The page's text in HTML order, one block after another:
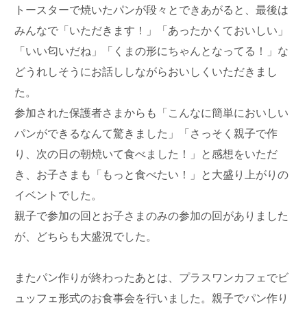
トースターで焼いたパンが段々とできあがると、最後は
みんなで「いただきます！」「あったかくておいしい」
「いい匂いだね」「くまの形にちゃんとなってる！」な
どうれしそうにお話ししながらおいしくいただきまし
た。
参加された保護者さまからも「こんなに簡単においしい
パンができるなんて驚きました」「さっそく親子で作
り、次の日の朝焼いて食べました！」と感想をいただ
き、お子さまも「もっと食べたい！」と大盛り上がりの
イベントでした。
親子で参加の回とお子さまのみの参加の回がありました
が、どちらも大盛況でした。
またパン作りが終わったあとは、プラスワンカフェでビ
ュッフェ形式のお食事会を行いました。親子でパン作り